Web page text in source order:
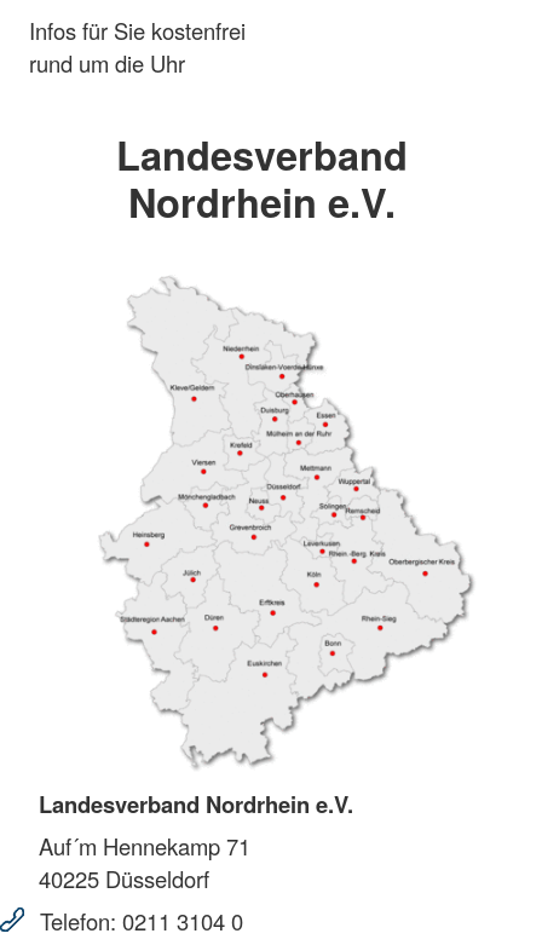
Infos für Sie kostenfrei
rund um die Uhr
Landesverband
Nordrhein e.V.
Landesverband Nordrhein e.V.
Auf´m Hennekamp 71
40225 Düsseldorf
Telefon: 0211 3104 0